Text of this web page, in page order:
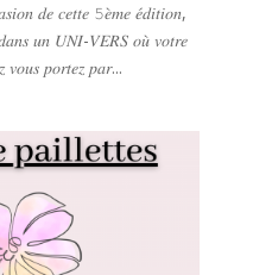
𝑑𝑒 𝑐𝑒𝑡𝑡𝑒 𝟻𝑒̀𝑚𝑒 𝑒́𝑑𝑖𝑡𝑖𝑜𝑛,
𝑢𝑛 𝑈𝑁𝐼-𝑉𝐸𝑅𝑆 𝑜𝑢̀ 𝑣𝑜𝑡𝑟𝑒
𝑣𝑜𝑢𝑠 𝑝𝑜𝑟𝑡𝑒𝑧 𝑝𝑎𝑟...